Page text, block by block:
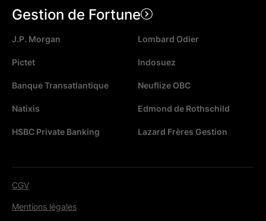
Gestion de Fortune
J.P. Morgan Lombard Odier
Pictet Indosuez
Banque Transatlantique Neuflize OBC
Natixis Edmond de Rothschild
HSBC Private Banking Lazard Frères Gestion
CGV
Mentions légales